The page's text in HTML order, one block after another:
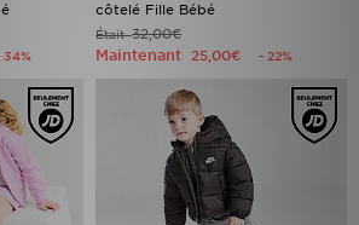
34%
côtelé Fille Bébé
Était32,00€
Maintenant 25,00€ - 22%